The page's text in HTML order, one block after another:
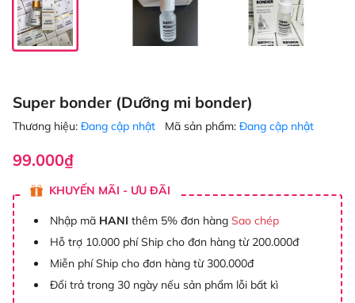
Super bonder (Dưỡng mi bonder)
Thương hiệu: Đang cập nhật Mã sản phẩm: Đang cập nhật
99.000₫
KHUYẾN MÃI - ƯU ĐÃI
Nhập mã HANI thêm 5% đơn hàng Sao chép
Hỗ trợ 10.000 phí Ship cho đơn hàng từ 200.000đ
Miễn phí Ship cho đơn hàng từ 300.000đ
Đổi trả trong 30 ngày nếu sản phẩm lỗi bất kì